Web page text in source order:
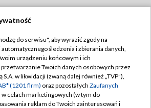
TVP
TVP
Regulamin TVP
Polityka prywatności
Moje zgody
do serwisu", aby wyrazić zgody na
śledzenia i zbierania danych,
urządzeniu końcowym i ich
Twoich danych osobowych przez
S.A. w likwidacji (zwaną dalej również „TVP”),
(1201 firm) oraz pozostałych Zaufanych
w celach marketingowych (w tym do
reklam do Twoich zainteresowań i